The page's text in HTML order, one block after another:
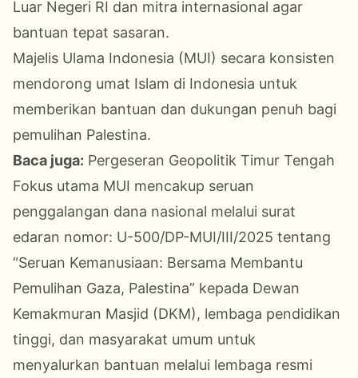
Luar Negeri RI dan mitra internasional agar
bantuan tepat sasaran.
Majelis Ulama Indonesia (MUI) secara konsisten
mendorong umat Islam di Indonesia untuk
memberikan bantuan dan dukungan penuh bagi
pemulihan Palestina.
Baca juga: Pergeseran Geopolitik Timur Tengah
Fokus utama MUI mencakup seruan
penggalangan dana nasional melalui surat
edaran nomor: U-500/DP-MUI/III/2025 tentang
“Seruan Kemanusiaan: Bersama Membantu
Pemulihan Gaza, Palestina” kepada Dewan
Kemakmuran Masjid (DKM), lembaga pendidikan
tinggi, dan masyarakat umum untuk
menyalurkan bantuan melalui lembaga resmi